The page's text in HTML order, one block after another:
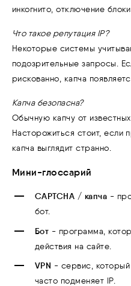
инкогнито, отключение
Что такое репутация IP?
Некоторые системы
подозрительные запросы.
рискованно, капча
Капча безопасна?
Обычную капчу от
Насторожиться стоит, если
капча выглядит странно.
Мини-глоссарий
CAPTCHA / капча -
бот.
Бот - программа,
действия на сайте.
VPN - сервис,
часто подменяет IP.